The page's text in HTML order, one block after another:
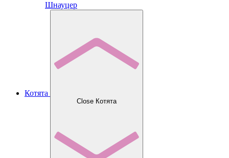
Шнауцер
Котята
Close Котята